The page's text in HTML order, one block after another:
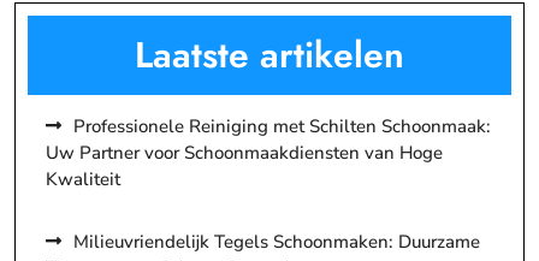
Laatste artikelen
Professionele Reiniging met Schilten Schoonmaak:
Uw Partner voor Schoonmaakdiensten van Hoge
Kwaliteit
Milieuvriendelijk Tegels Schoonmaken: Duurzame